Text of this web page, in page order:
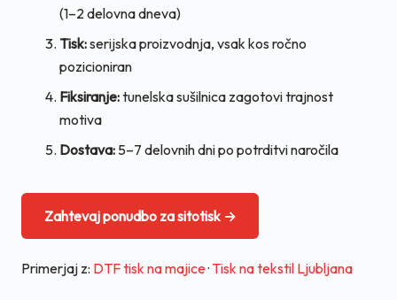
(1–2 delovna dneva)
Tisk:serijska proizvodnja, vsak kos ročno
pozicioniran
Fiksiranje:tunelska sušilnica zagotovi trajnost
motiva
Dostava: 5–7 delovnih dni po potrditvi naročila
Zahtevaj ponudbo za sitotisk →
Primerjaj z: DTF tisk na majice· Tisk na tekstil Ljubljana